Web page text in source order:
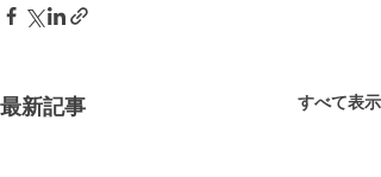
最新記事 すべて表示